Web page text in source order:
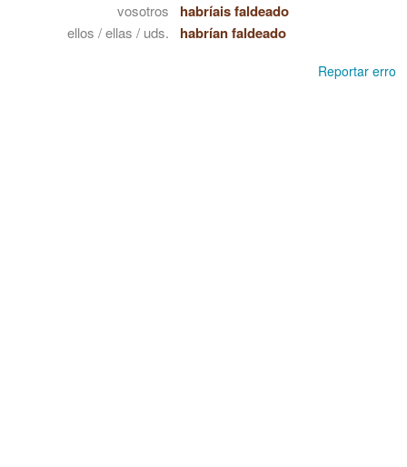
vosotros habríais faldeado
ellos / ellas / uds. habrían faldeado
Reportar erro